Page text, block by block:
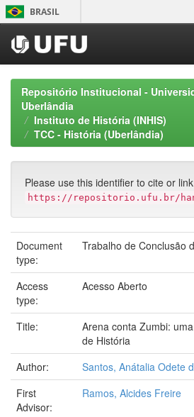
Skip
navigation
BRASIL
Repositório Institucional -
Uberlândia
Instituto de História (INHIS)
TCC - História (Uberlândia)
Please use this identifier to cite or
https://repositorio.ufu.br/
Document
type:
Trabalho de Conclusão
Access
type:
Acesso Aberto
Title:
Arena conta Zumbi:
de História
Author:
Santos, Anátalia Odete
First
Advisor:
Ramos, Alcides Freire